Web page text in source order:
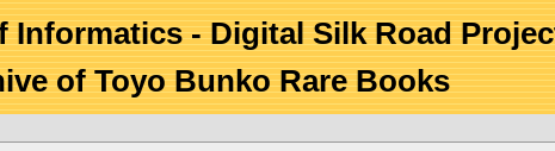
Informatics - Digital Silk Road
of Toyo Bunko Rare Books